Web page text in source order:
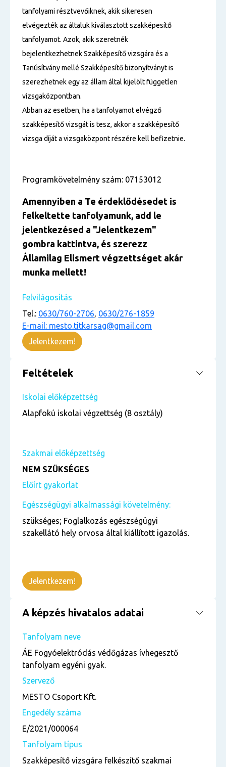
tanfolyami résztvevőiknek, akik sikeresen
elvégezték az általuk kiválasztott szakképesítő
tanfolyamot. Azok, akik szeretnék
bejelentkezhetnek Szakképesítő vizsgára és a
Tanúsítvány mellé Szakképesítő bizonyítványt is
szerezhetnek egy az állam által kijelölt független
vizsgaközpontban.
Abban az esetben, ha a tanfolyamot elvégző
szakképesítő vizsgát is tesz, akkor a szakképesítő
vizsga díját a vizsgaközpont részére kell befizetnie.
Programkövetelmény szám: 07153012
Amennyiben a Te érdeklődésedet is
felkeltette tanfolyamunk, add le
jelentkezésed a "Jelentkezem"
gombra kattintva, és szerezz
Államilag Elismert végzettséget akár
munka mellett!
Felvilágosítás
Tel.: 0630/760-2706, 0630/276-1859
E-mail: mesto.titkarsag@gmail.com
Jelentkezem!
Feltételek
Iskolai előképzettség
Alapfokú iskolai végzettség (8 osztály)
Szakmai előképzettség
NEM SZÜKSÉGES
Előírt gyakorlat
Egészségügyi alkalmassági követelmény:
szükséges; Foglalkozás egészségügyi
szakellátó hely orvosa által kiállított igazolás.
Jelentkezem!
A képzés hivatalos adatai
Tanfolyam neve
ÁE Fogyóelektródás védőgázas ívhegesztő
tanfolyam egyéni gyak.
Szervező
MESTO Csoport Kft.
Engedély száma
E/2021/000064
Tanfolyam típus
Szakképesítő vizsgára felkészítő szakmai